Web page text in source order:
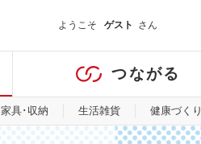
ようこそ ゲスト さん
つながる
家具･収納 生活雑貨 健康づくり